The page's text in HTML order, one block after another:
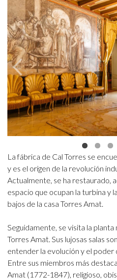
La fábrica de Cal Torres se
y es el origen de la revolución
Actualmente, se ha restaurado,
espacio que ocupan la turbina y
bajos de la casa Torres Amat.
Seguidamente, se visita la planta
Torres Amat. Sus lujosas salas
entender la evolución y el poder
Entre sus miembros más
Amat (1772-1847), religioso,